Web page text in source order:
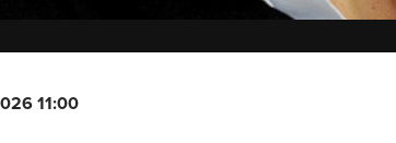
11:00